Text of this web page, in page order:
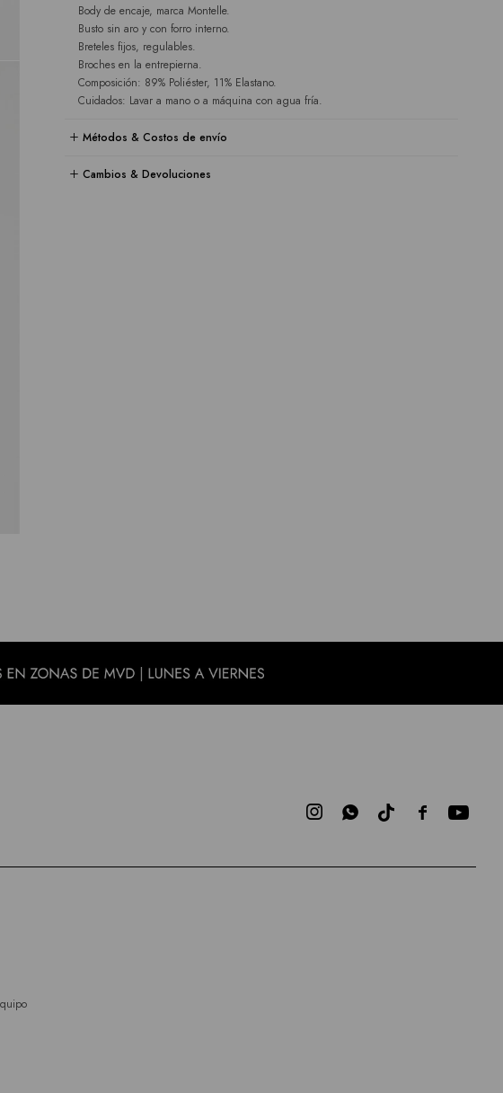
Body de encaje, marca Montelle.
Busto sin aro y con forro interno.
Breteles fijos, regulables.
Broches en la entrepierna.
Composición: 89% Poliéster, 11% Elastano.
Cuidados: Lavar a mano o a máquina con agua fría.
Métodos & Costos de envío
Cambios & Devoluciones

 